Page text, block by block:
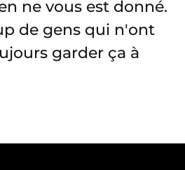
ne vous est donné.
de gens qui n'ont
garder ça à